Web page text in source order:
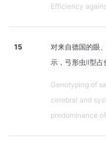
Efficiency
15
对来自德国的眼
示，弓形虫II型占
Genotyping of
cerebral and
predominance